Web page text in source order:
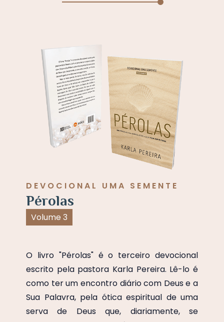
DEVOCIONAL UMA SEMENTE
Pérolas
Volume 3
O livro "Pérolas" é o terceiro devocional
escrito pela pastora Karla Pereira. Lê-lo é
como ter um encontro diário com Deus e a
Sua Palavra, pela ótica espiritual de uma
serva de Deus que, diariamente, se